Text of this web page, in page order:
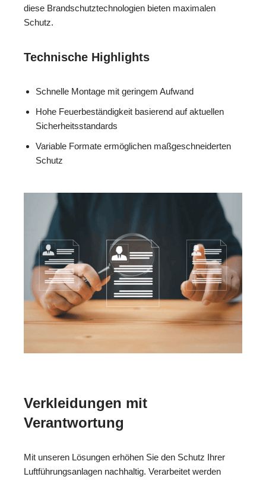
diese Brandschutztechnologien bieten maximalen
Schutz.
Technische Highlights
Schnelle Montage mit geringem Aufwand
Hohe Feuerbeständigkeit basierend auf aktuellen
Sicherheitsstandards
Variable Formate ermöglichen maßgeschneiderten
Schutz
Verkleidungen mit
Verantwortung
Mit unseren Lösungen erhöhen Sie den Schutz Ihrer
Luftführungsanlagen nachhaltig. Verarbeitet werden